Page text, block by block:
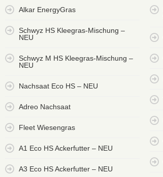
Alkar EnergyGras
Schwyz HS Kleegras-Mischung –
NEU
Schwyz M HS Kleegras-Mischung –
NEU
Nachsaat Eco HS – NEU
Adreo Nachsaat
Fleet Wiesengras
A1 Eco HS Ackerfutter – NEU
A3 Eco HS Ackerfutter – NEU